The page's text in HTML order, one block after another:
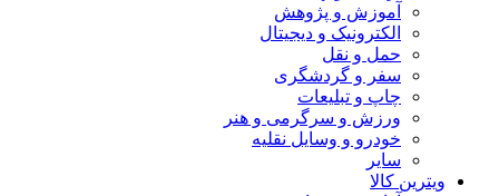
آموزش و پژوهش
الکترونیک و دیجیتال
حمل و نقل
سفر و گردشگری
چاپ و تبلیعات
ورزش و سرگرمی و هنر
خودرو و وسایل نقلیه
سایر
ویترین کالا